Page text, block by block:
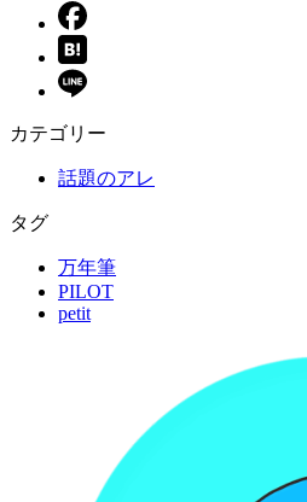
カテゴリー
話題のアレ
タグ
万年筆
PILOT
petit